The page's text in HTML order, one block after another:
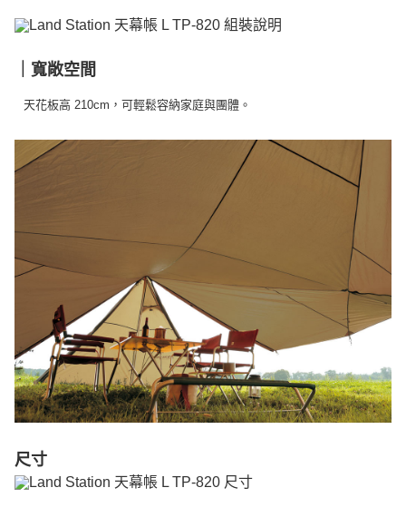
｜寬敞空間
天花板高 210cm，可輕鬆容納家庭與團體。
尺寸